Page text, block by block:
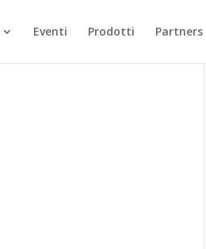
Eventi Prodotti Partners